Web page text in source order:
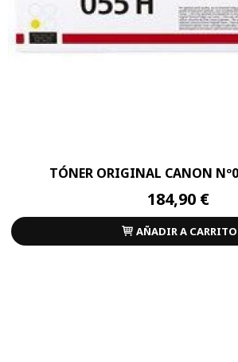
TÓNER ORIGINAL CANON
184,90 €
AÑADIR A CARRITO